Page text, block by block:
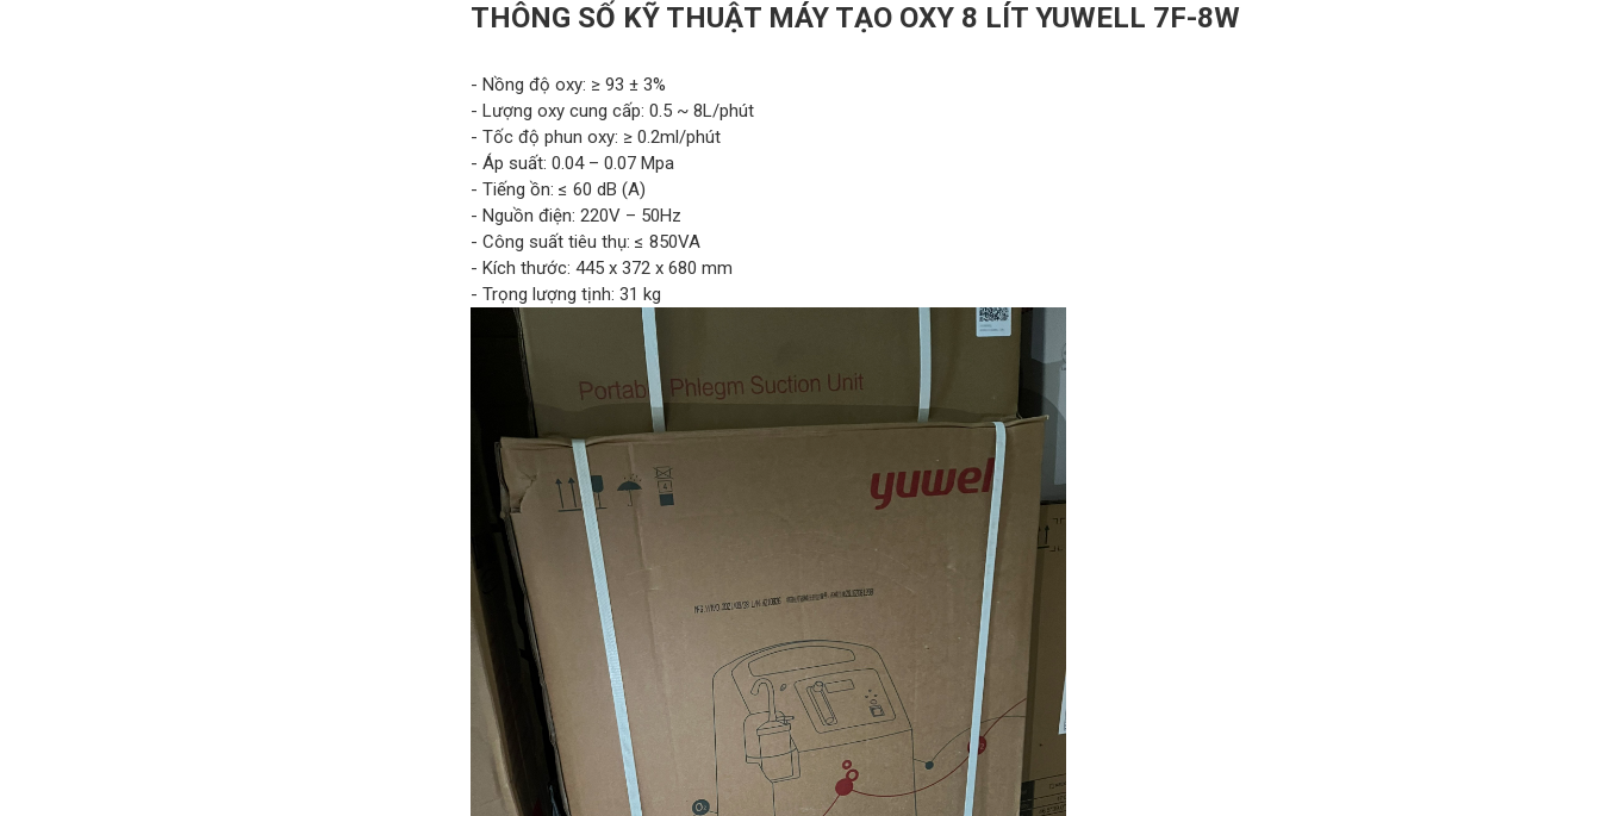
THÔNG SỐ KỸ THUẬT MÁY TẠO OXY 8 LÍT YUWELL 7F-8W
- Nồng độ oxy: ≥ 93 ± 3%
- Lượng oxy cung cấp: 0.5 ~ 8L/phút
- Tốc độ phun oxy: ≥ 0.2ml/phút
- Áp suất: 0.04 – 0.07 Mpa
- Tiếng ồn: ≤ 60 dB (A)
- Nguồn điện: 220V – 50Hz
- Công suất tiêu thụ: ≤ 850VA
- Kích thước: 445 x 372 x 680 mm
- Trọng lượng tịnh: 31 kg